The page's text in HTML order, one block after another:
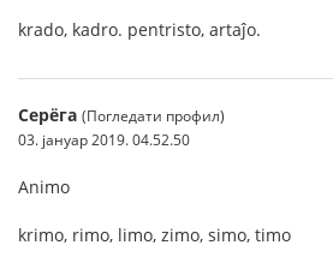
krado, kadro. pentristo, artaĵo.
Серёга (Погледати профил)
03. јануар 2019. 04.52.50
Animo
krimo, rimo, limo, zimo, simo, timo